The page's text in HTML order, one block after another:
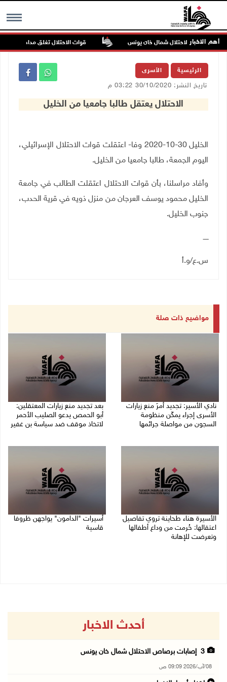
MENU أهم الاخبار قوات الاحتلال تغلق مداخل يعبد
الرئيسية الأسرى
تاريخ النشر: 30/10/2020 03:22 م
الاحتلال يعتقل طالبا جامعيا من الخليل
الخليل 30-10-2020 وفا- اعتقلت قوات الاحتلال الإسرائيلي،
اليوم الجمعة، طالبا جامعيا من الخليل.
وأفاد مراسلنا، بأن قوات الاحتلال اعتقلت الطالب في جامعة
الخليل محمود يوسف العرجان من منزل ذويه في قرية الحدب،
جنوب الخليل.
ـــــ
س.ع/و.أ
مواضيع ذات صلة
نادي الأسير: تجديد أمرَ منع زيارات
الأسرى إجراء يمكّن منظومة
السجون من مواصلة جرائمها
بعد تجديد منع زيارات المعتقلين:
أبو الحمص يدعو الصليب الأحمر
لاتخاذ موقف ضد سياسة بن غفير
الأسيرة هناء طحاينة تروي تفاصيل
اعتقالها: حُرمت من وداع أطفالها
وتعرضت للإهانة
أسيرات "الدامون" يواجهن ظروفا
قاسية
أحدث الاخبار
3 إصابات برصاص الاحتلال شمال خان يونس
08/آب/2026 09:09 ص